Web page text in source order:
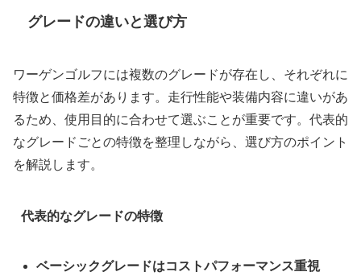
グレードの違いと選び方
ワーゲンゴルフには複数のグレードが存在し、それぞれに
特徴と価格差があります。走行性能や装備内容に違いがあ
るため、使用目的に合わせて選ぶことが重要です。代表的
なグレードごとの特徴を整理しながら、選び方のポイント
を解説します。
代表的なグレードの特徴
ベーシックグレードはコストパフォーマンス重視